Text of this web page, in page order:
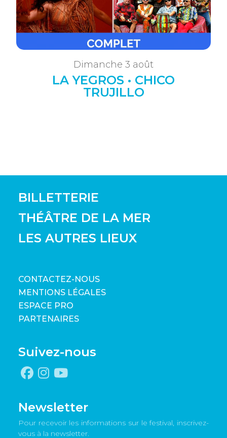
Dimanche 3 août
LA YEGROS • CHICO
TRUJILLO
BILLETTERIE
THÉÂTRE DE LA MER
LES AUTRES LIEUX
CONTACTEZ-NOUS
MENTIONS LÉGALES
ESPACE PRO
PARTENAIRES
Suivez-nous
Newsletter
Pour recevoir les informations sur le festival, inscrivez-
vous à la newsletter.